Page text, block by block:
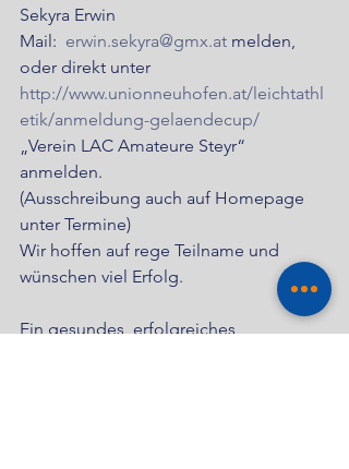
Sekyra Erwin
Mail: erwin.sekyra@gmx.at melden,
oder direkt unter
http://www.unionneuhofen.at/leichtathl
etik/anmeldung-gelaendecup/
„Verein LAC Amateure Steyr“
anmelden.
(Ausschreibung auch auf Homepage
unter Termine)
Wir hoffen auf rege Teilname und
wünschen viel Erfolg.
Ein gesundes, erfolgreiches,